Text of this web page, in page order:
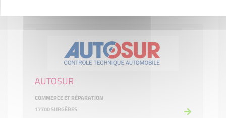
AUTOSUR
COMMERCE ET RÉPARATION
17700 SURGÈRES